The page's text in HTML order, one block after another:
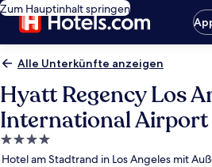
Zum Hauptinhalt springen
Alle Unterkünfte anzeigen
Hyatt Regency Los
International Airport
4.0-
Sterne-
Hotel am Stadtrand in Los Angeles mit